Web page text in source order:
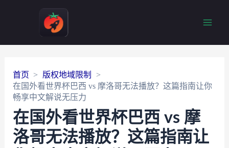
首页
版权地域限制
在国外看世界杯巴西 vs 摩洛哥无法播放？这篇指南让你
畅享中文解说无压力
在国外看世界杯巴西 vs 摩
洛哥无法播放？这篇指南让